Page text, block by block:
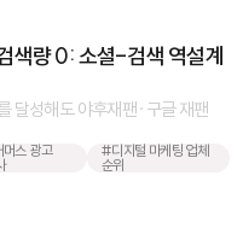
색량 0: 소셜-검색 역설계
달성해도 야후재팬·구글 재팬
스 광고
#디지털 마케팅 업체
순위